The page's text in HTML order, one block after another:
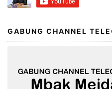
GABUNG CHANNEL